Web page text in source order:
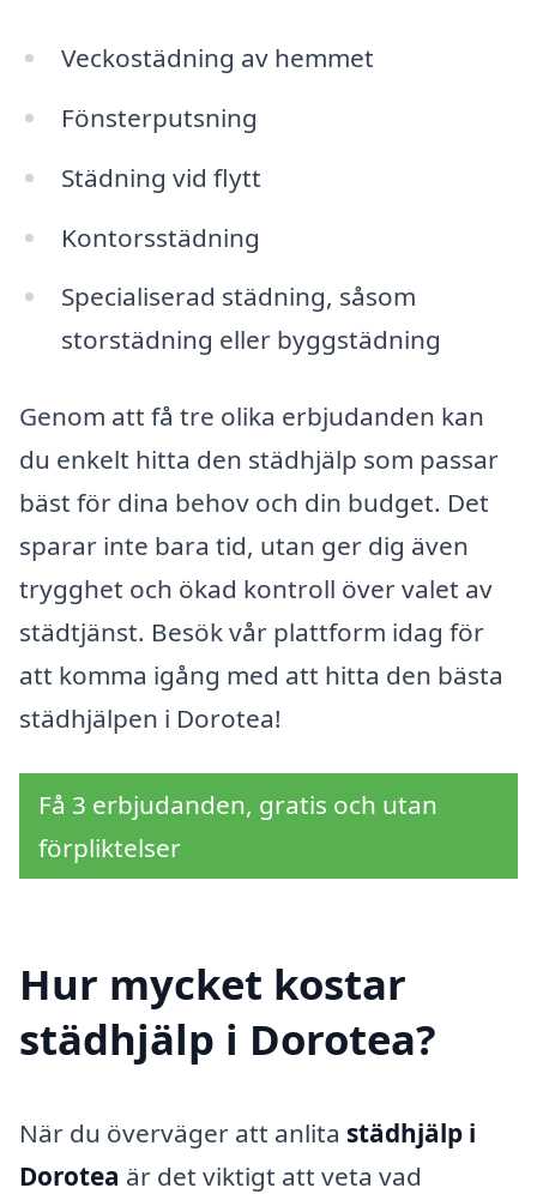
Veckostädning av hemmet
Fönsterputsning
Städning vid flytt
Kontorsstädning
Specialiserad städning, såsom
storstädning eller byggstädning
Genom att få tre olika erbjudanden kan
du enkelt hitta den städhjälp som passar
bäst för dina behov och din budget. Det
sparar inte bara tid, utan ger dig även
trygghet och ökad kontroll över valet av
städtjänst. Besök vår plattform idag för
att komma igång med att hitta den bästa
städhjälpen i Dorotea!
Få 3 erbjudanden, gratis och utan
förpliktelser
Hur mycket kostar
städhjälp i Dorotea?
När du överväger att anlita städhjälp i
Dorotea är det viktigt att veta vad